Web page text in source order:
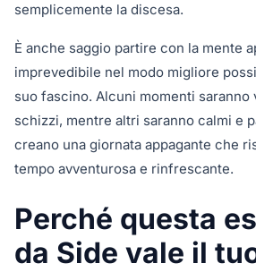
semplicemente la discesa.
È anche saggio partire con la mente
imprevedibile nel modo migliore
suo fascino. Alcuni momenti saranno
schizzi, mentre altri saranno calmi e
creano una giornata appagante che
tempo avventurosa e rinfrescante.
Perché questa
da Side vale il